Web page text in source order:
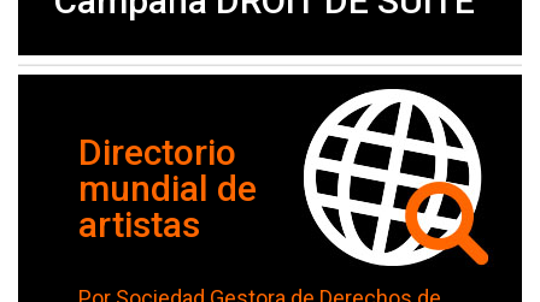
Directorio
mundial de
artistas